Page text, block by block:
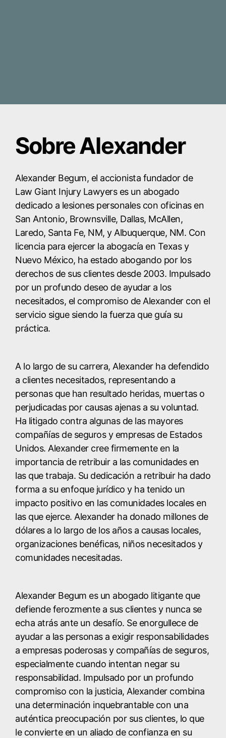
Sobre Alexander
Alexander Begum, el accionista fundador de
Law Giant Injury Lawyers es un abogado
dedicado a lesiones personales con oficinas en
San Antonio, Brownsville, Dallas, McAllen,
Laredo, Santa Fe, NM, y Albuquerque, NM. Con
licencia para ejercer la abogacía en Texas y
Nuevo México, ha estado abogando por los
derechos de sus clientes desde 2003. Impulsado
por un profundo deseo de ayudar a los
necesitados, el compromiso de Alexander con el
servicio sigue siendo la fuerza que guía su
práctica.
A lo largo de su carrera, Alexander ha defendido
a clientes necesitados, representando a
personas que han resultado heridas, muertas o
perjudicadas por causas ajenas a su voluntad.
Ha litigado contra algunas de las mayores
compañías de seguros y empresas de Estados
Unidos. Alexander cree firmemente en la
importancia de retribuir a las comunidades en
las que trabaja. Su dedicación a retribuir ha dado
forma a su enfoque jurídico y ha tenido un
impacto positivo en las comunidades locales en
las que ejerce. Alexander ha donado millones de
dólares a lo largo de los años a causas locales,
organizaciones benéficas, niños necesitados y
comunidades necesitadas.
Alexander Begum es un abogado litigante que
defiende ferozmente a sus clientes y nunca se
echa atrás ante un desafío. Se enorgullece de
ayudar a las personas a exigir responsabilidades
a empresas poderosas y compañías de seguros,
especialmente cuando intentan negar su
responsabilidad. Impulsado por un profundo
compromiso con la justicia, Alexander combina
una determinación inquebrantable con una
auténtica preocupación por sus clientes, lo que
le convierte en un aliado de confianza en su